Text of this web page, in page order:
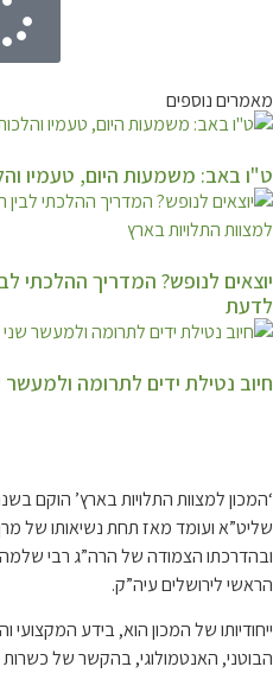
מאמרים נוספים
ט"ו באב: משמעות היום, טעמיו
יוצאים לנופש? המדריך ההלכתי
לדעת
חיוב נטילת ידים לתרומה ולמעשר
‘המכון למצוות התלויות בארץ’ הוקם
שליט”א ועומד מאז תחת נשיאותו של
ובהדרכתו הצמודה של הרה”ג רבי
הראשי לירושלים עיה”ק.
ייחודיותו של המכון הוא, בידע
הבוטני, האנטמולוגי, בהקשר של כשרות